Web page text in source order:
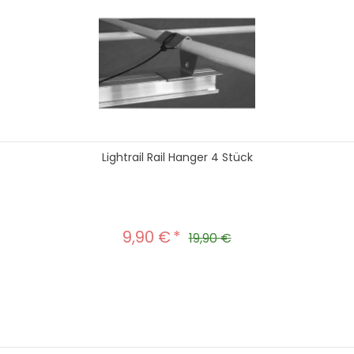
Lightrail Rail Hanger 4 Stück
Verkaufspreis:
9,90 € Regulärer Preis:
19,90 €